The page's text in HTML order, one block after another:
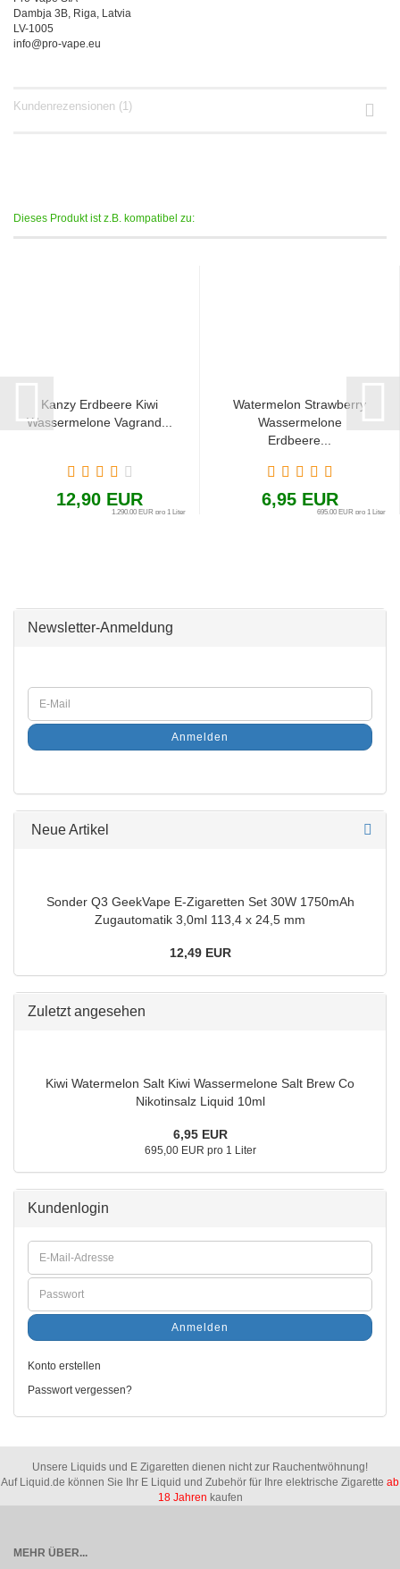
Dambja 3B, Riga, Latvia
LV-1005
info@pro-vape.eu
Kundenrezensionen (1)
Dieses Produkt ist z.B. kompatibel zu:
Kanzy Erdbeere Kiwi
Wassermelone Vagrand...
12,90 EUR
1.290,00 EUR pro 1 Liter
Watermelon Strawberry
Wassermelone
Erdbeere...
6,95 EUR
695,00 EUR pro 1 Liter
Newsletter-Anmeldung
Anmelden
Neue Artikel
Sonder Q3 GeekVape E-Zigaretten Set 30W 1750mAh
Zugautomatik 3,0ml 113,4 x 24,5 mm
12,49 EUR
Zuletzt angesehen
Kiwi Watermelon Salt Kiwi Wassermelone Salt Brew Co
Nikotinsalz Liquid 10ml
6,95 EUR
695,00 EUR pro 1 Liter
Kundenlogin
Anmelden
Konto erstellen
Passwort vergessen?
Unsere Liquids und E Zigaretten dienen nicht zur Rauchentwöhnung!
Auf Liquid.de können Sie Ihr E Liquid und Zubehör für Ihre elektrische Zigarette ab
18 Jahren kaufen
MEHR ÜBER...